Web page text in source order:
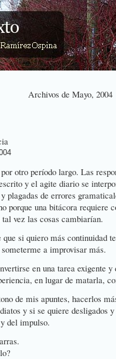
Archivos de Mayo, 2004
otro período largo. Las
y el agite diario se
plagadas de errores
porque una bitácora requiere
vez las cosas cambiarían.
que si quiero más continuidad
a improvisar más.
en una tarea exigente
en lugar de matarla,
de mis apuntes, hacerlos
y si se quiere desligados
del impulso.